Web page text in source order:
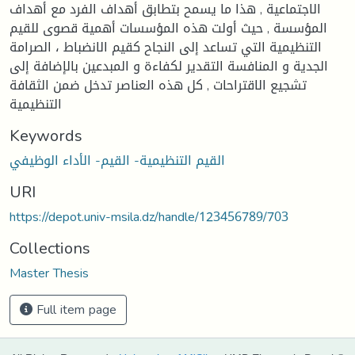
الاجتماعية , هذا ما يسمح بتطابق أهداف الفرد مع أهداف
المؤسسة , حيث أولت هذه المؤسسات أهمية قصوى للقيم
التنظيمية التي تساعد إلى النجاح كقيم الانضباط ، الصرامة
الجدية و المنافسة التقدير لكفاءة و المبدعين بالإضافة إلى
تشجيع الاقتراحات , كل هذه العناصر تدخل ضمن الثقافة
التنظيمية
Keywords
القيم التنظيمية- القيم- الأداء الوظيفي
URI
https://depot.univ-msila.dz/handle/123456789/703
Collections
Master Thesis
Full item page